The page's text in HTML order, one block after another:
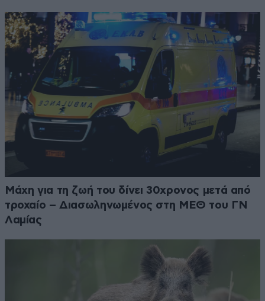
Μάχη για τη ζωή του δίνει 30χρονος μετά από
τροχαίο – Διασωληνωμένος στη ΜΕΘ του ΓΝ
Λαμίας